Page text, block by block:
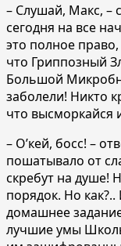
– Слушай, Макс, –
сегодня на все
это полное
что Гриппозный
Большой
заболели! Никто
что высморкайся
– О’кей, босс! –
пошатывало от
скребут на душе!
порядок. Но
домашнее
лучшие умы